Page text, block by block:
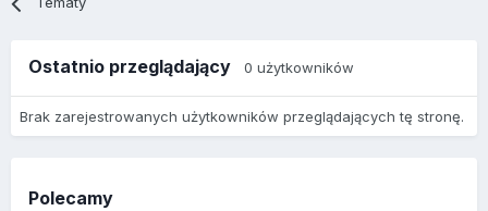
Ostatnio przeglądający 0 użytkowników
Brak zarejestrowanych użytkowników przeglądających tę stronę.
Polecamy